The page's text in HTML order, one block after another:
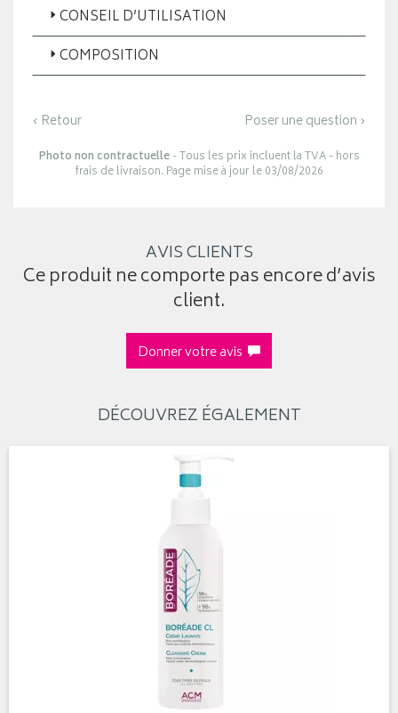
CONSEIL D’UTILISATION
COMPOSITION
‹ Retour Poser une question ›
Photo non contractuelle- Tous les prix incluent la TVA - hors
frais de livraison. Page mise à jour le 03/08/2026
AVIS CLIENTS
Ce produit ne comporte pas encore d’avis
client.
Donner votre avis
DÉCOUVREZ ÉGALEMENT